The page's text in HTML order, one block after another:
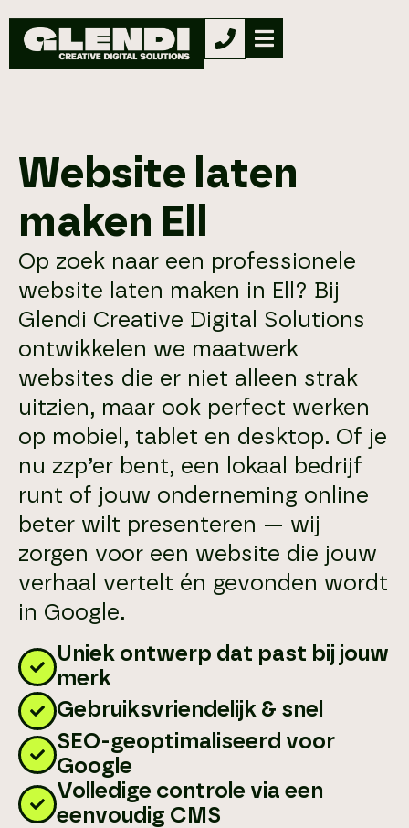
Website laten
maken Ell
Op zoek naar een professionele
website laten maken in Ell? Bij
Glendi Creative Digital Solutions
ontwikkelen we maatwerk
websites die er niet alleen strak
uitzien, maar ook perfect werken
op mobiel, tablet en desktop. Of je
nu zzp’er bent, een lokaal bedrijf
runt of jouw onderneming online
beter wilt presenteren — wij
zorgen voor een website die jouw
verhaal vertelt én gevonden wordt
in Google.
Uniek ontwerp dat past bij jouw
merk
Gebruiksvriendelijk & snel
SEO-geoptimaliseerd voor
Google
Volledige controle via een
eenvoudig CMS